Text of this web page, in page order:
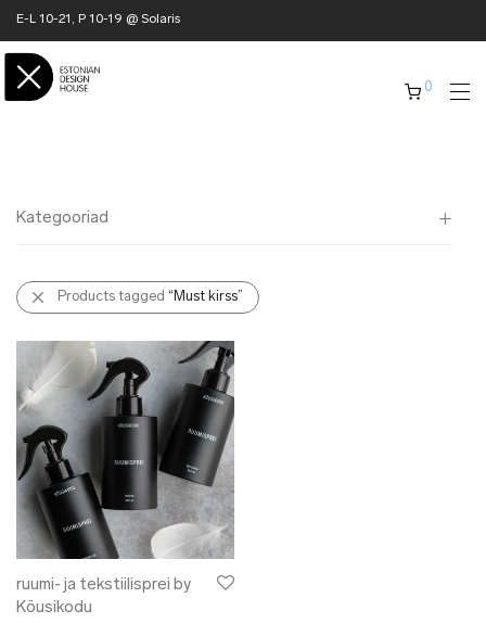
E-L 10-21, P 10-19 @ Solaris
0
Kategooriad
Kõik
✖ KODU
✖ RÕIVAD
✖ AKSESSUAARID
✖ KINGITUSED
✖ ONLY @ EDH
✖ MUU
✖ LÕPUMÜÜK
✖ DISAINERID
Products tagged “Must kirss”
ruumi- ja tekstiilisprei by
Köusikodu